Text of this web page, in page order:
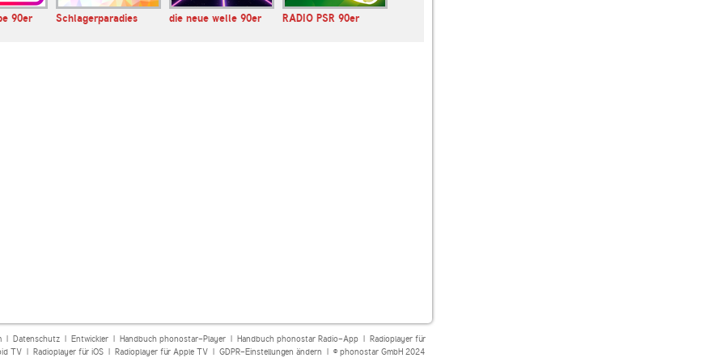
90er
Schlagerparadies die neue welle 90er RADIO PSR 90er
| Datenschutz| Entwickler| Handbuch phonostar-Player| Handbuch phonostar Radio-App| Radioplayer für
TV| Radioplayer für iOS| Radioplayer für Apple TV| GDPR-Einstellungen ändern | © phonostar GmbH 2024